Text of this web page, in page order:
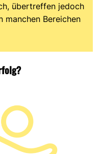
übertreffen jedoch
manchen Bereichen